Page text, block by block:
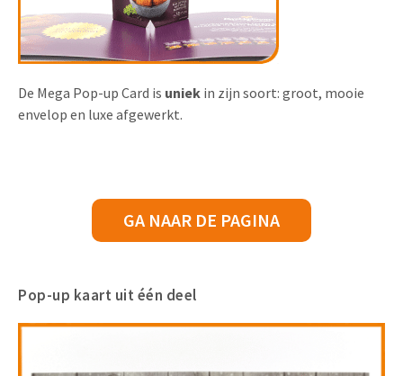
De Mega Pop-up Card is uniek in zijn soort: groot, mooie
envelop en luxe afgewerkt.
GA NAAR DE PAGINA
Pop-up kaart uit één deel